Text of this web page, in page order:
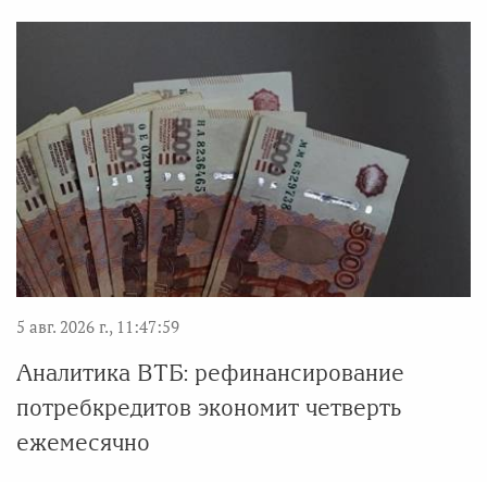
5 авг. 2026 г., 11:47:59
Аналитика ВТБ: рефинансирование
потребкредитов экономит четверть
ежемесячно